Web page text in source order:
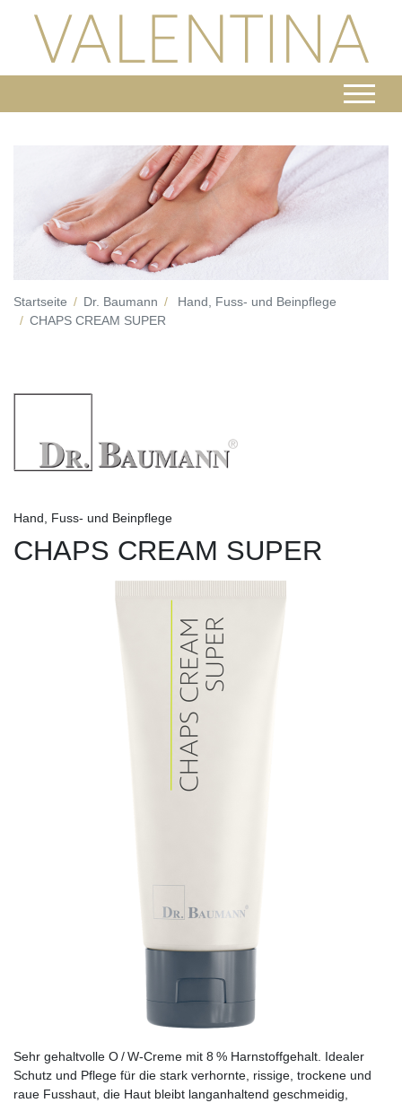
Startseite Dr. Baumann
Hand, Fuss- und Beinpflege
CHAPS CREAM SUPER
Hand, Fuss- und Beinpflege
CHAPS CREAM SUPER
Sehr gehaltvolle O / W-Creme mit 8 % Harnstoffgehalt. Idealer
Schutz und Pflege für die stark verhornte, rissige, trockene und
raue Fusshaut, die Haut bleibt langanhaltend geschmeidig,